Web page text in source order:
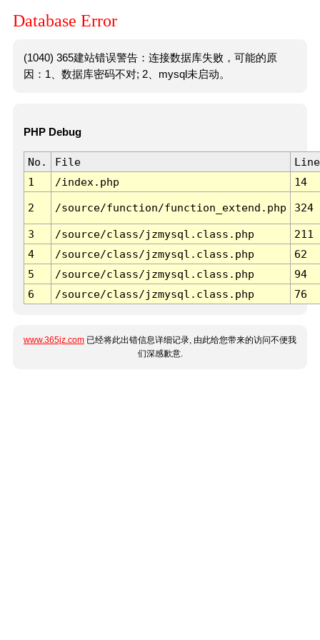
Database Error
(1040) 365建站错误警告：连接数据库失败，可能的原
因：1、数据库密码不对; 2、mysql未启动。
PHP Debug
No. File
Line
1
/index.php 14
2 /source/function/function_extend.php 324
3 /source/class/jzmysql.class.php
211
4
/source/class/jzmysql.class.php
62
5
/source/class/jzmysql.class.php
94
6
/source/class/jzmysql.class.php 76
www.365jz.com 已经将此出错信息详细记录, 由此给您带来的访问不便我
们深感歉意.